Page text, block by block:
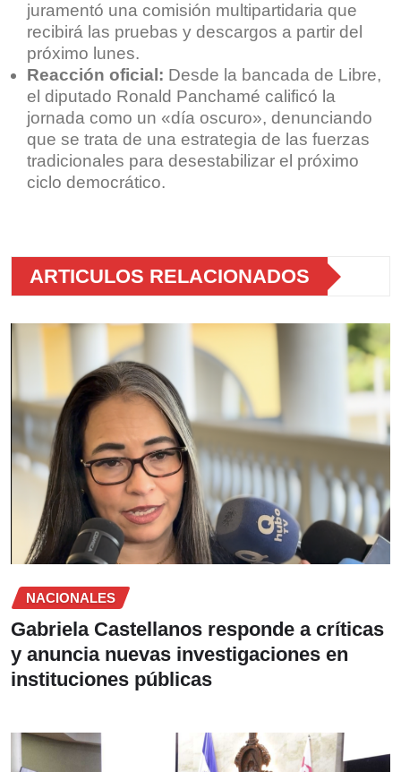
juramentó una comisión multipartidaria que
recibirá las pruebas y descargos a partir del
próximo lunes.
Reacción oficial: Desde la bancada de Libre,
el diputado Ronald Panchamé calificó la
jornada como un «día oscuro», denunciando
que se trata de una estrategia de las fuerzas
tradicionales para desestabilizar el próximo
ciclo democrático.
ARTICULOS RELACIONADOS
NACIONALES
Gabriela Castellanos responde a críticas
y anuncia nuevas investigaciones en
instituciones públicas